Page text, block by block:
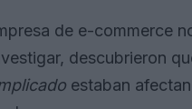
de e-commerce
descubrieron
estaban